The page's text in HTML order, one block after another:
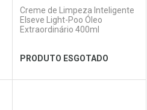
Ver Desconto Convênio
Creme de Limpeza Inteligente
Elseve Light-Poo Óleo
Extraordinário 400ml
PRODUTO ESGOTADO